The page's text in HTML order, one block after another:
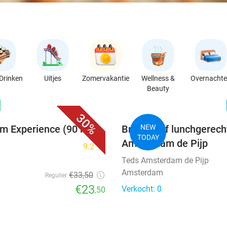
Uitjes Zomervakantie
Wellness &
Beauty
30%
Experience (90 min)
9.2star
Regulier €33,50
€23,50
NEW
TODAY
Brunch- of
Amsterdam de Pijp
Teds Amsterdam de Pijp
Amsterdam
Verkocht: 0